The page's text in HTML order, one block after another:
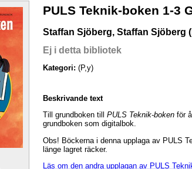
PULS Teknik-boken 1-3
Staffan Sjöberg, Staffan Sjöberg
Ej i detta bibliotek
Kategori: (P,y)
Beskrivande text
Till grundboken till PULS Teknik-boken för
grundboken som digitalbok.
Obs! Böckerna i denna upplaga av PULS
länge lagret räcker.
Läs om den andra upplagan av PULS